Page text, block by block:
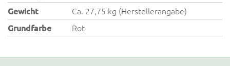
Gewicht
Ca. 27,75 kg (Herstellerangabe)
Grundfarbe
Rot